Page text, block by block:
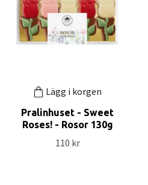
Lägg i korgen
Pralinhuset - Sweet
Roses! - Rosor 130g
110 kr